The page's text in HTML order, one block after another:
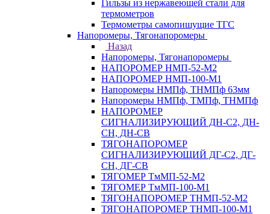
Гильзы из нержавеющей стали для
термометров
Термометры самопишущие ТГС
Напоромеры, Тягонапоромеры
Назад
Напоромеры, Тягонапоромеры
НАПОРОМЕР НМП-52-М2
НАПОРОМЕР НМП-100-М1
Напоромеры НМПф, ТНМПф 63мм
Напоромеры НМПф, ТМПф, ТНМПф
НАПОРОМЕР
СИГНАЛИЗИРУЮЩИЙ ДН-С2, ДН-
СН, ДН-СВ
ТЯГОНАПОРОМЕР
СИГНАЛИЗИРУЮЩИЙ ДГ-С2, ДГ-
СН, ДГ-СВ
ТЯГОМЕР ТмМП-52-М2
ТЯГОМЕР ТмМП-100-М1
ТЯГОНАПОРОМЕР ТНМП-52-М2
ТЯГОНАПОРОМЕР ТНМП-100-М1